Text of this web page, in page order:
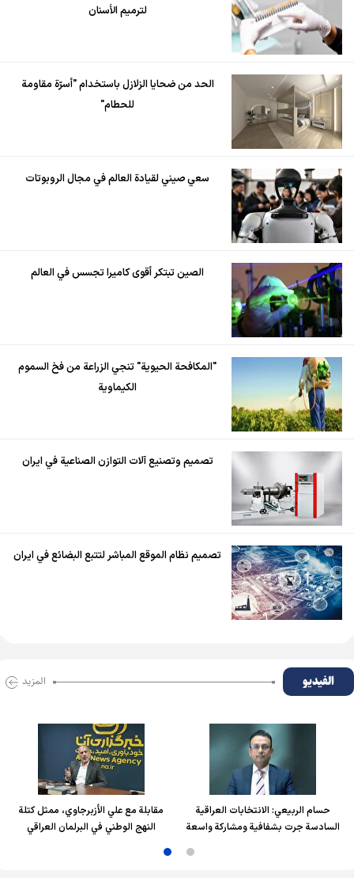
لترميم الأسنان
الحد من ضحايا الزلازل باستخدام "أسرّة مقاومة
للحطام"
سعي صيني لقيادة العالم في مجال الروبوتات
الصين تبتكر أقوى كاميرا تجسس في العالم
"المكافحة الحيوية" تنجي الزراعة من فخ السموم
الكيماوية
تصميم وتصنيع آلات التوازن الصناعية في ايران
تصميم نظام الموقع المباشر لتتبع البضائع في ايران
الفیدیو المزید
حسام الربیعي: الانتخابات العراقية
السادسة جرت بشفافية ومشاركة واسعة
مقابلة مع علي الأزبرجاوي، ممثل كتلة
النهج الوطني في البرلمان العراقي